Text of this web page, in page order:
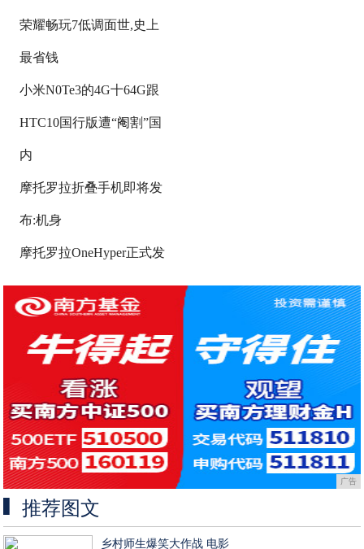
荣耀畅玩7低调面世,史上
最省钱
小米N0Te3的4G十64G跟
HTC10国行版遭“阉割”国
内
摩托罗拉折叠手机即将发
布:机身
摩托罗拉OneHyper正式发
广告
推荐图文
乡村师生爆笑大作战 电影